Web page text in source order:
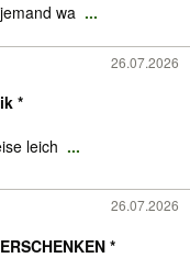
wa ...
26.07.2026
*
leich ...
26.07.2026
*